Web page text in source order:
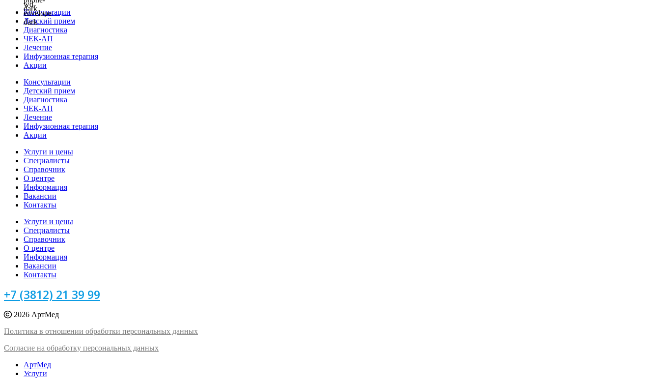
Консультации
Детский прием
Диагностика
ЧЕК-АП
Лечение
Инфузионная терапия
Акции
Консультации
Детский прием
Диагностика
ЧЕК-АП
Лечение
Инфузионная терапия
Акции
Услуги и цены
Специалисты
Справочник
О центре
Информация
Вакансии
Контакты
Услуги и цены
Специалисты
Справочник
О центре
Информация
Вакансии
Контакты
+7 (3812) 21 39 99
2026 АртМед
Политика в отношении обработки персональных данных
Согласие на обработку персональных данных
АртМед
Услуги